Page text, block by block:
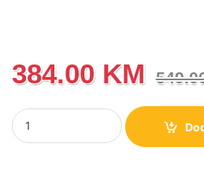
384.00 KM
Dekorativna kuhinjska napa